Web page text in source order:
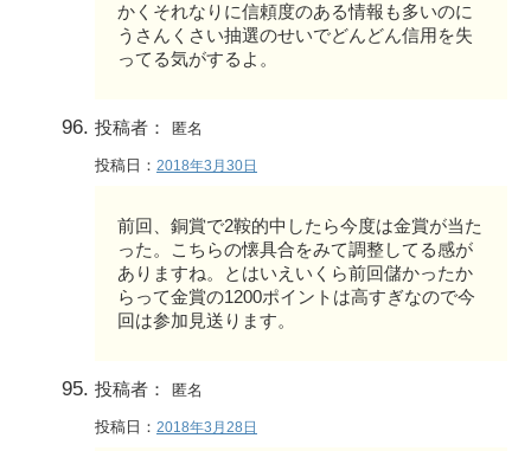
かくそれなりに信頼度のある情報も多いのに
うさんくさい抽選のせいでどんどん信用を失
ってる気がするよ。
投稿者： 匿名
投稿日： 2018年3月30日
前回、銅賞で2鞍的中したら今度は金賞が当た
った。こちらの懐具合をみて調整してる感が
ありますね。とはいえいくら前回儲かったか
らって金賞の1200ポイントは高すぎなので今
回は参加見送ります。
投稿者： 匿名
投稿日： 2018年3月28日